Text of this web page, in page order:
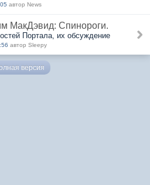
автор News
МакДэвид: Спинороги.
Портала, их обсуждение
автор Sleepy
версия